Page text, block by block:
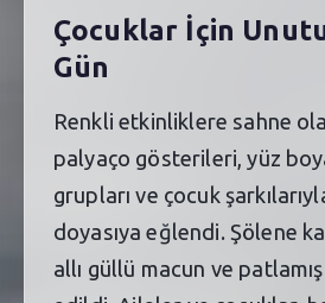
Çocuklar İçin
Gün
Renkli etkinliklere sahne
palyaço gösterileri, yüz
grupları ve çocuk
doyasıya eğlendi. Şölene
allı güllü macun ve patlamış